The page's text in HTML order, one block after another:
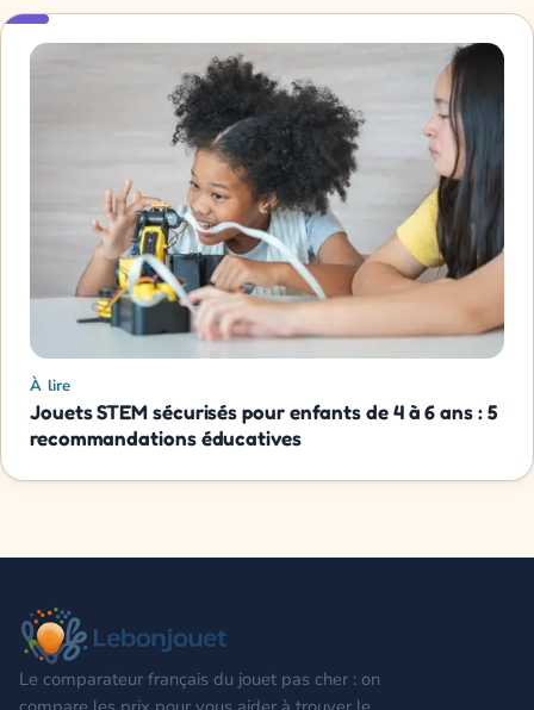
À lire
Jouets STEM sécurisés pour enfants de 4 à 6 ans : 5
recommandations éducatives
Le comparateur français du jouet pas cher : on